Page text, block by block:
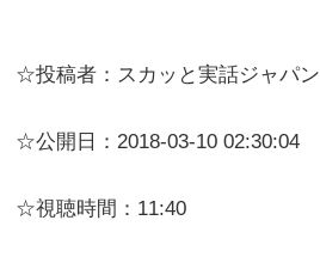
☆投稿者：スカッと実話ジャパン
☆公開日：2018-03-10 02:30:04
☆視聴時間：11:40